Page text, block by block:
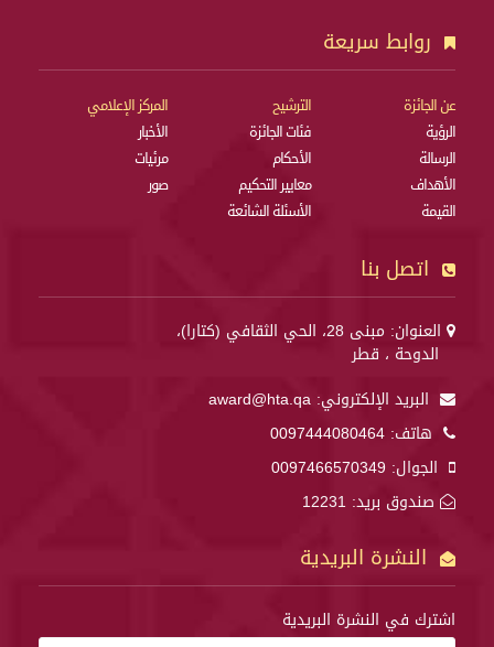
روابط سريعة
عن الجائزة
الرؤية
الرسالة
الأهداف
القيمة
الترشيح
فئات الجائزة
الأحكام
معايير التحكيم
الأسئلة الشائعة
المركز الإعلامي
الأخبار
مرئيات
صور
اتصل بنا
العنوان: مبنى 28، الحي الثقافي (كتارا)،
الدوحة ، قطر
البريد الإلكتروني: award@hta.qa
هاتف: 0097444080464
الجوال: 0097466570349
صندوق بريد: 12231
النشرة البريدية
اشترك في النشرة البريدية